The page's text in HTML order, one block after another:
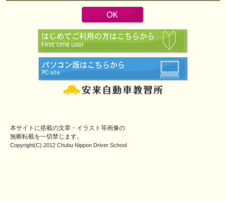
本サイトに搭載の文章・イラスト等画像の
無断転載を一切禁じます。
Copyright(C) 2012 Chubu Nippon Driver School